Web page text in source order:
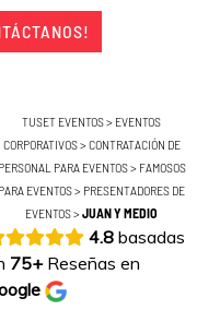
TUSET EVENTOS> EVENTOS
CORPORATIVOS>CONTRATACIÓN DE
PERSONAL PARA EVENTOS> FAMOSOS
PARA EVENTOS> PRESENTADORES DE
EVENTOS>JUAN Y MEDIO
4.8basadas
75+ Reseñas en